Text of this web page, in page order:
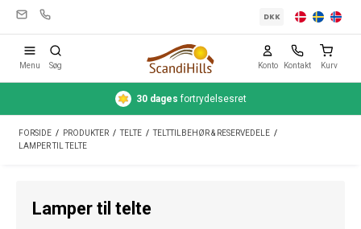
Telte
Rengøring & pleje
DKK
Menu Søg Konto Kontakt Kurv
30 dages fortrydelsesret
FORSIDE / PRODUKTER / TELTE / TELTTILBEHØR & RESERVEDELE /
LAMPER TIL TELTE
Lamper til telte